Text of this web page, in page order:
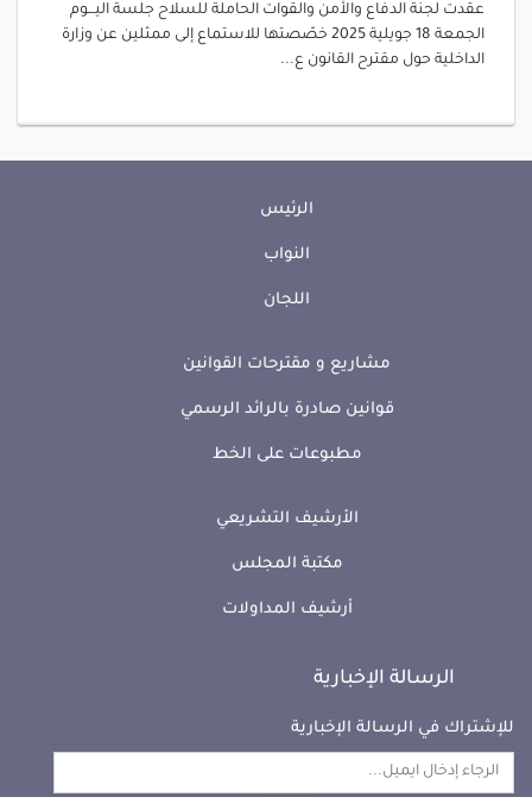
عقدت لجنة الدفاع والأمن والقوات الحاملة للسلاح جلسة اليـــوم
الجمعة 18 جويلية 2025 خصّصتها للاستماع إلى ممثلين عن وزارة
الداخلية حول مقترح القانون ع...
الرئيس
النواب
اللجان
مشاريع و مقترحات القوانين
قوانين صادرة بالرائد الرسمي
مطبوعات على الخط
الأرشيف التشريعي
مكتبة المجلس
أرشيف المداولات
الرسالة الإخبارية
للإشتراك في الرسالة الإخبارية